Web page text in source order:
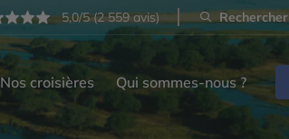
5,0/5 (2 559 avis) Rechercher
Nos croisières Qui sommes-nous ?